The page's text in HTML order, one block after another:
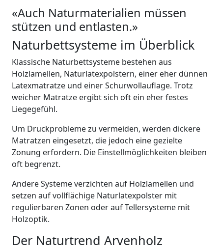
«Auch Naturmaterialien müssen
stützen und entlasten.»
Naturbettsysteme im Überblick
Klassische Naturbettsysteme bestehen aus
Holzlamellen, Naturlatexpolstern, einer eher dünnen
Latexmatratze und einer Schurwollauflage. Trotz
weicher Matratze ergibt sich oft ein eher festes
Liegegefühl.
Um Druckprobleme zu vermeiden, werden dickere
Matratzen eingesetzt, die jedoch eine gezielte
Zonung erfordern. Die Einstellmöglichkeiten bleiben
oft begrenzt.
Andere Systeme verzichten auf Holzlamellen und
setzen auf vollflächige Naturlatexpolster mit
regulierbaren Zonen oder auf Tellersysteme mit
Holzoptik.
Der Naturtrend Arvenholz